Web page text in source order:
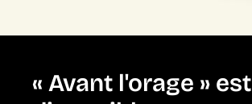
« Avant l'orage » est